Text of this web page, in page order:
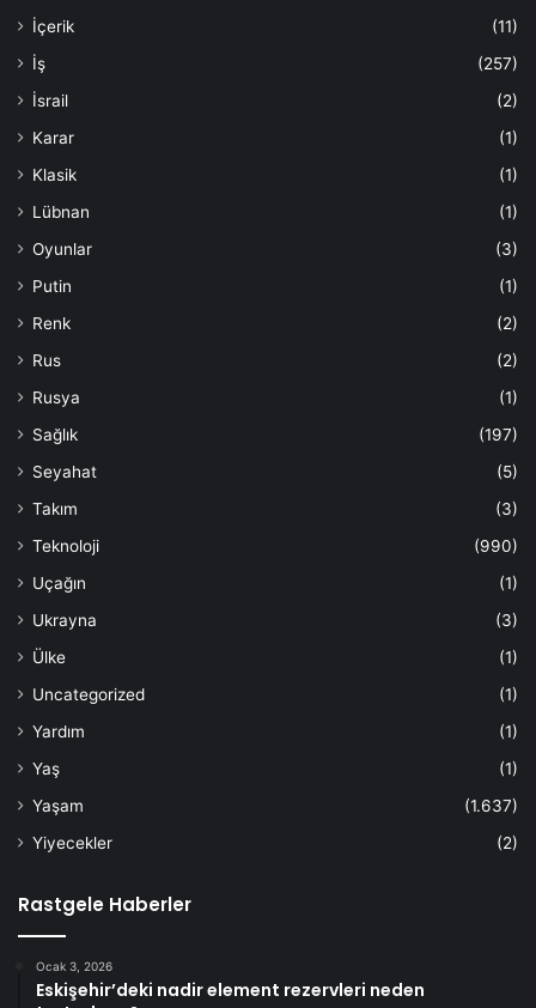
İçerik
(11)
İş
(257)
İsrail
(2)
Karar
(1)
Klasik
(1)
Lübnan
(1)
Oyunlar
(3)
Putin
(1)
Renk
(2)
Rus
(2)
Rusya
(1)
Sağlık
(197)
Seyahat
(5)
Takım
(3)
Teknoloji
(990)
Uçağın
(1)
Ukrayna
(3)
Ülke
(1)
Uncategorized
(1)
Yardım
(1)
Yaş
(1)
Yaşam
(1.637)
Yiyecekler
(2)
Rastgele Haberler
Ocak 3, 2026
Eskişehir’deki nadir element rezervleri neden